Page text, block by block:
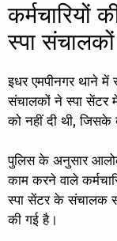
कर्मचारियों
स्पा
इधर एमपीनगर थाने
संचालकों ने स्पा सेंटर
को नहीं दी थी, जिसके
पुलिस के अनुसार
काम करने वाले
स्पा सेंटर के संचालक
की गई है।